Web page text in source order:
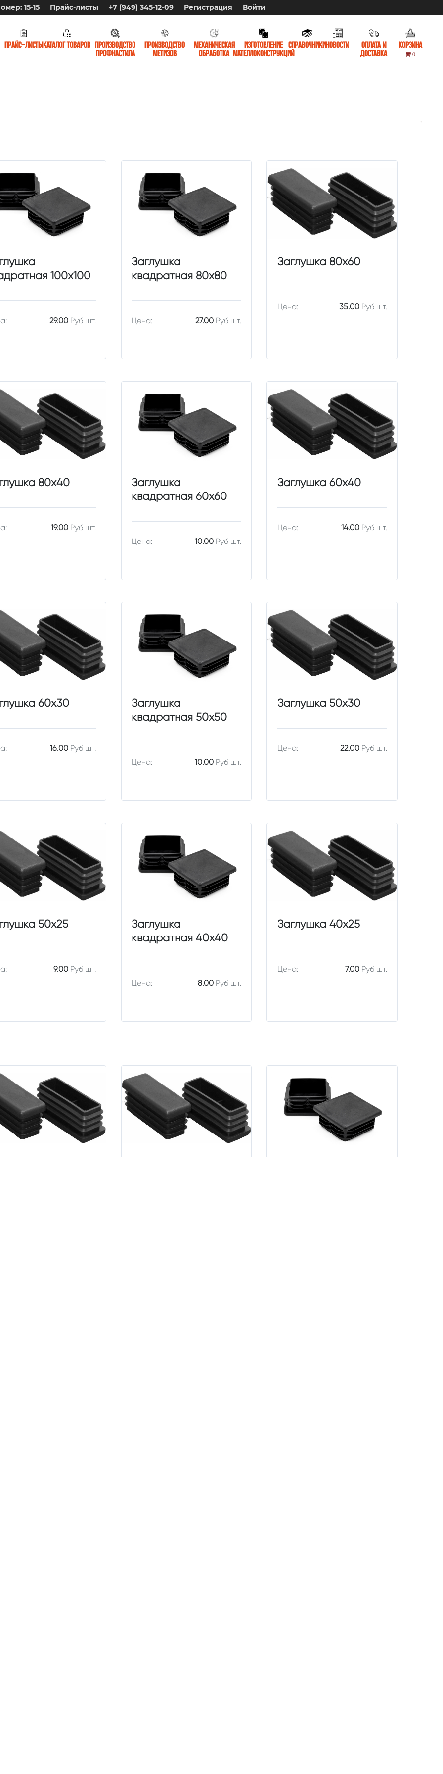
15-15 Прайс-листы +7 (949) 345-12-09 Регистрация Войти
Прайс-листы Каталог товаров
Производство
профнастила
Производство
метизов
Механическая
обработка
Изготовление
мателлоконструкций
Справочники Новости
Оплата и
доставка
Корзина
0
100х100
29.00Руб шт.
Заглушка
квадратная 80х80
Цена: 27.00 Руб шт.
Заглушка 80х60
Цена: 35.00Руб шт.
80х40
19.00Руб шт.
Заглушка
квадратная 60х60
Цена: 10.00 Руб шт.
Заглушка 60х40
Цена: 14.00Руб шт.
60х30
16.00Руб шт.
Заглушка
квадратная 50х50
Цена: 10.00 Руб шт.
Заглушка 50х30
Цена: 22.00Руб шт.
50х25
9.00Руб шт.
Заглушка
квадратная 40х40
Цена: 8.00 Руб шт.
Заглушка 40х25
Цена: 7.00Руб шт.